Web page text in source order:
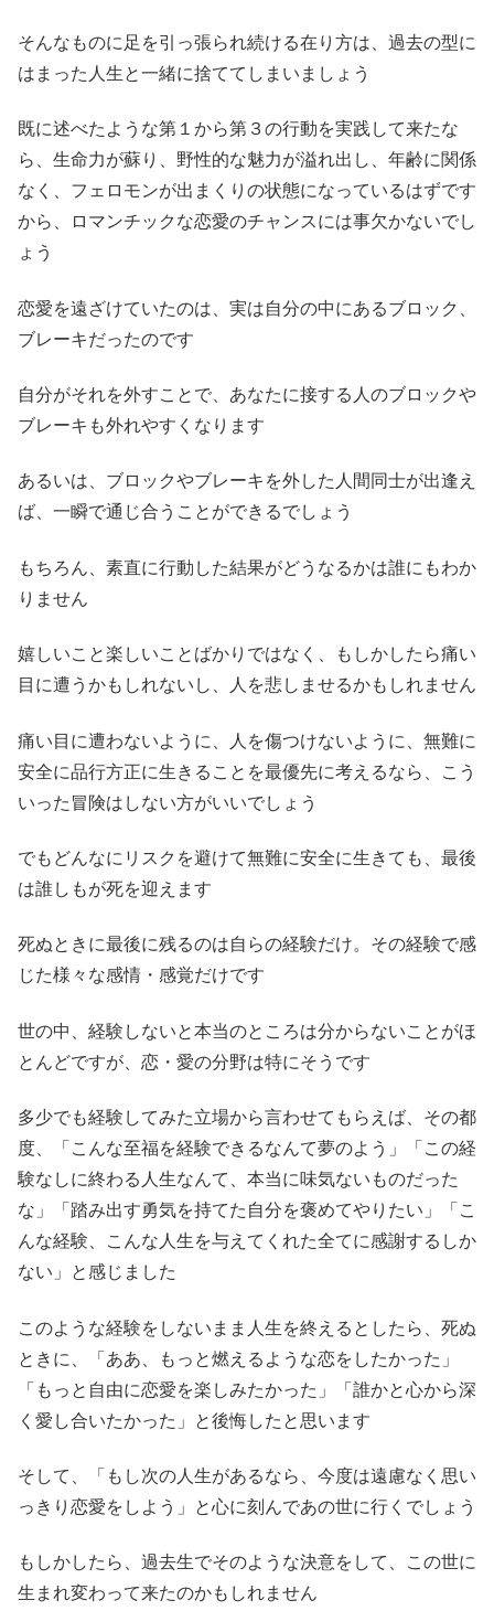
そんなものに足を引っ張られ続ける在り方は、過去の型に
はまった人生と一緒に捨ててしまいましょう
既に述べたような第１から第３の行動を実践して来たな
ら、生命力が蘇り、野性的な魅力が溢れ出し、年齢に関係
なく、フェロモンが出まくりの状態になっているはずです
から、ロマンチックな恋愛のチャンスには事欠かないでし
ょう
恋愛を遠ざけていたのは、実は自分の中にあるブロック、
ブレーキだったのです
自分がそれを外すことで、あなたに接する人のブロックや
ブレーキも外れやすくなります
あるいは、ブロックやブレーキを外した人間同士が出逢え
ば、一瞬で通じ合うことができるでしょう
もちろん、素直に行動した結果がどうなるかは誰にもわか
りません
嬉しいこと楽しいことばかりではなく、もしかしたら痛い
目に遭うかもしれないし、人を悲しませるかもしれません
痛い目に遭わないように、人を傷つけないように、無難に
安全に品行方正に生きることを最優先に考えるなら、こう
いった冒険はしない方がいいでしょう
でもどんなにリスクを避けて無難に安全に生きても、最後
は誰しもが死を迎えます
死ぬときに最後に残るのは自らの経験だけ。その経験で感
じた様々な感情・感覚だけです
世の中、経験しないと本当のところは分からないことがほ
とんどですが、恋・愛の分野は特にそうです
多少でも経験してみた立場から言わせてもらえば、その都
度、「こんな至福を経験できるなんて夢のよう」「この経
験なしに終わる人生なんて、本当に味気ないものだった
な」「踏み出す勇気を持てた自分を褒めてやりたい」「こ
んな経験、こんな人生を与えてくれた全てに感謝するしか
ない」と感じました
このような経験をしないまま人生を終えるとしたら、死ぬ
ときに、「ああ、もっと燃えるような恋をしたかった」
「もっと自由に恋愛を楽しみたかった」「誰かと心から深
く愛し合いたかった」と後悔したと思います
そして、「もし次の人生があるなら、今度は遠慮なく思い
っきり恋愛をしよう」と心に刻んであの世に行くでしょう
もしかしたら、過去生でそのような決意をして、この世に
生まれ変わって来たのかもしれません